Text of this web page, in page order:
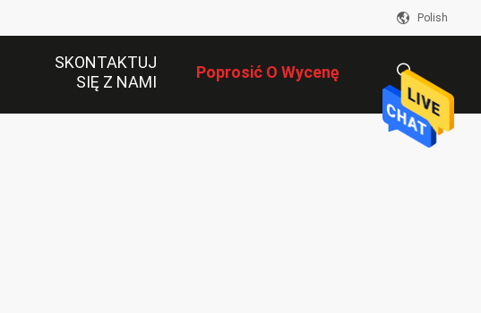
Polish
SKONTAKTUJ
SIĘ Z NAMI
Poprosić O Wycenę